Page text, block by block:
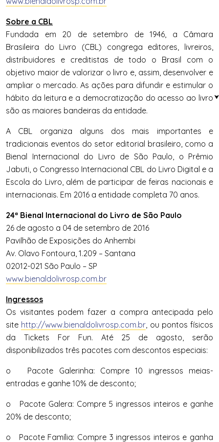
Sobre a CBL
Fundada em 20 de setembro de 1946, a Câmara
Brasileira do Livro (CBL) congrega editores, livreiros,
distribuidores e creditistas de todo o Brasil com o
objetivo maior de valorizar o livro e, assim, desenvolver e
ampliar o mercado. As ações para difundir e estimular o
hábito da leitura e a democratização do acesso ao livro
são as maiores bandeiras da entidade.
A CBL organiza alguns dos mais importantes e
tradicionais eventos do setor editorial brasileiro, como a
Bienal Internacional do Livro de São Paulo, o Prêmio
Jabuti, o Congresso Internacional CBL do Livro Digital e a
Escola do Livro, além de participar de feiras nacionais e
internacionais. Em 2016 a entidade completa 70 anos.
24ª Bienal Internacional do Livro de São Paulo
26 de agosto a 04 de setembro de 2016
Pavilhão de Exposições do Anhembi
Av. Olavo Fontoura, 1.209 – Santana
02012-021 São Paulo – SP
www.bienaldolivrosp.com.br
Ingressos
Os visitantes podem fazer a compra antecipada pelo
site http://www.bienaldolivrosp.com.br, ou pontos físicos
da Tickets For Fun. Até 25 de agosto, serão
disponibilizados três pacotes com descontos especiais:
o Pacote Galerinha: Compre 10 ingressos meias-
entradas e ganhe 10% de desconto;
o Pacote Galera: Compre 5 ingressos inteiros e ganhe
20% de desconto;
o Pacote Família: Compre 3 ingressos inteiros e ganha